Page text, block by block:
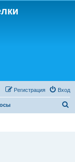
Вход
Регистрация